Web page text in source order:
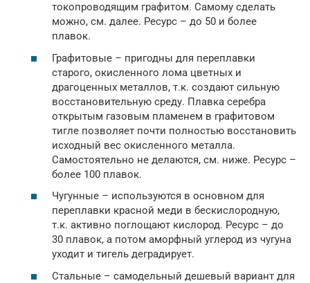
токопроводящим графитом. Самому сделать
можно, см. далее. Ресурс – до 50 и более
плавок.
Графитовые – пригодны для переплавки
старого, окисленного лома цветных и
драгоценных металлов, т.к. создают сильную
восстановительную среду. Плавка серебра
открытым газовым пламенем в графитовом
тигле позволяет почти полностью восстановить
исходный вес окисленного металла.
Самостоятельно не делаются, см. ниже. Ресурс –
более 100 плавок.
Чугунные – используются в основном для
переплавки красной меди в бескислородную,
т.к. активно поглощают кислород. Ресурс – до
30 плавок, а потом аморфный углерод из чугуна
уходит и тигель деградирует.
Стальные – самодельный дешевый вариант для